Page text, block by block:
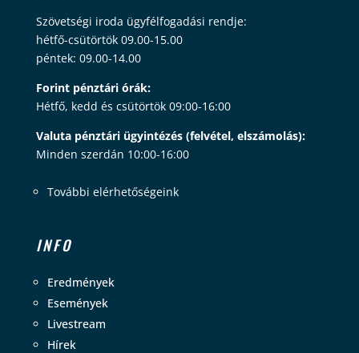
Szövetségi iroda ügyfélfogadási rendje:
hétfő-csütörtök 09.00-15.00
péntek: 09.00-14.00
Forint pénztári órák:
Hétfő, kedd és csütörtök 09:00-16:00
Valuta pénztári ügyintézés (felvétel, elszámolás):
Minden szerdán 10:00-16:00
További elérhetőségeink
INFO
Eredmények
Események
Livestream
Hírek